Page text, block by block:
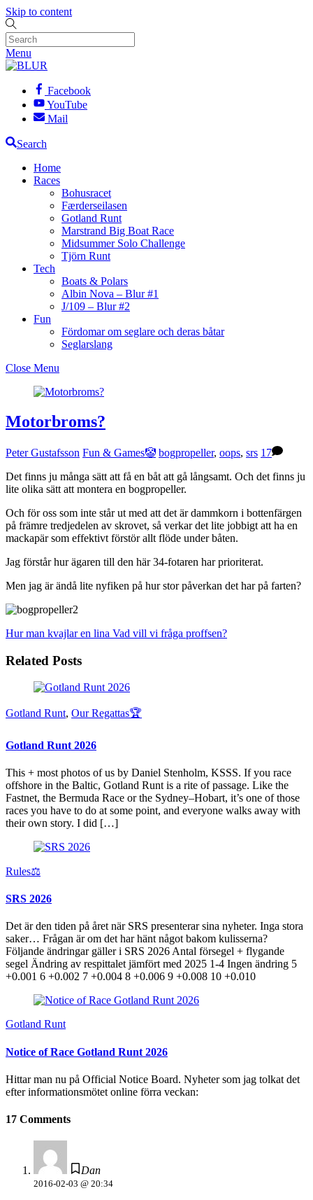
Skip to content
Menu
Facebook
YouTube
Mail
Search
Home
Races
Bohusracet
Færderseilasen
Gotland Runt
Marstrand Big Boat Race
Midsummer Solo Challenge
Tjörn Runt
Tech
Boats & Polars
Albin Nova – Blur #1
J/109 – Blur #2
Fun
Fördomar om seglare och deras båtar
Seglarslang
Close Menu
Motorbroms?
Peter Gustafsson Fun & Games🤡 bogpropeller, oops, srs 17
Det finns ju många sätt att få en båt att gå långsamt. Och det finns ju
lite olika sätt att montera en bogpropeller.
Och för oss som inte står ut med att det är dammkorn i bottenfärgen
på främre tredjedelen av skrovet, så verkar det lite jobbigt att ha en
mackapär som effektivt förstör allt flöde under båten.
Jag förstår hur ägaren till den här 34-fotaren har prioriterat.
Men jag är ändå lite nyfiken på hur stor påverkan det har på farten?
Hur man kvajlar en lina Vad vill vi fråga proffsen?
Related Posts
Gotland Runt, Our Regattas🏆
Gotland Runt 2026
This + most photos of us by Daniel Stenholm, KSSS. If you race
offshore in the Baltic, Gotland Runt is a rite of passage. Like the
Fastnet, the Bermuda Race or the Sydney–Hobart, it’s one of those
races you have to do at some point, and everyone walks away with
their own story. I did […]
Rules⚖️
SRS 2026
Det är den tiden på året när SRS presenterar sina nyheter. Inga stora
saker… Frågan är om det har hänt något bakom kulisserna?
Följande ändringar gäller i SRS 2026 Antal försegel + flygande
segel Ändring av respittalet jämfört med 2025 1-4 Ingen ändring 5
+0.001 6 +0.002 7 +0.004 8 +0.006 9 +0.008 10 +0.010
Gotland Runt
Notice of Race Gotland Runt 2026
Hittar man nu på Official Notice Board. Nyheter som jag tolkat det
efter informationsmötet online förra veckan:
17 Comments
Dan
2016-02-03 @ 20:34